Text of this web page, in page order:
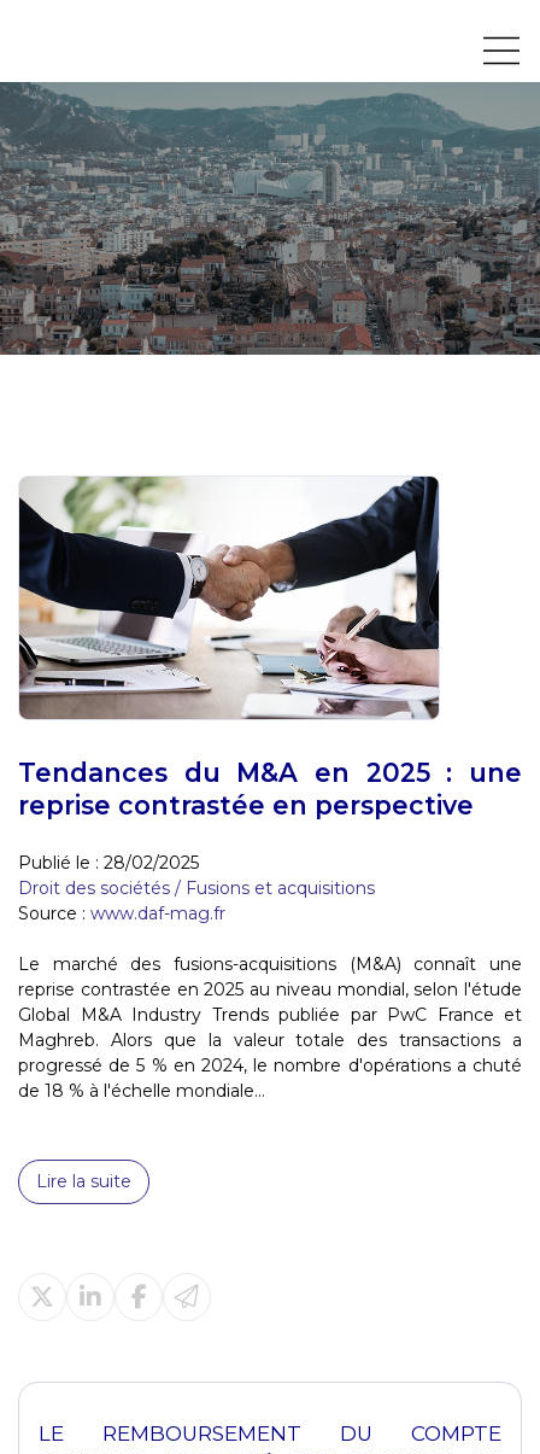
Tendances du M&A en 2025 : une
reprise contrastée en perspective
Publié le : 28/02/2025
Droit des sociétés / Fusions et acquisitions
Source : www.daf-mag.fr
Le marché des fusions-acquisitions (M&A) connaît une
reprise contrastée en 2025 au niveau mondial, selon l'étude
Global M&A Industry Trends publiée par PwC France et
Maghreb. Alors que la valeur totale des transactions a
progressé de 5 % en 2024, le nombre d'opérations a chuté
de 18 % à l'échelle mondiale...
Lire la suite
LE REMBOURSEMENT DU COMPTE